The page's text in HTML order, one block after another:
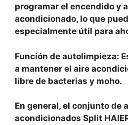
programar el encendido y
acondicionado, lo que
especialmente útil para
Función de autolimpieza:
a mantener el aire
libre de bacterias y moho.
En general, el conjunto de
acondicionados Split